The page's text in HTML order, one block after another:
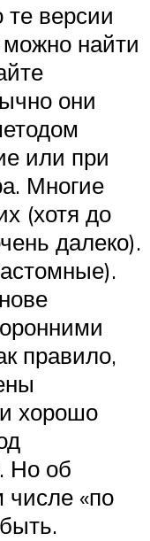
версии
найти
они
или при
Многие
(хотя до
далеко).
правило,
хорошо
Но об
числе «по